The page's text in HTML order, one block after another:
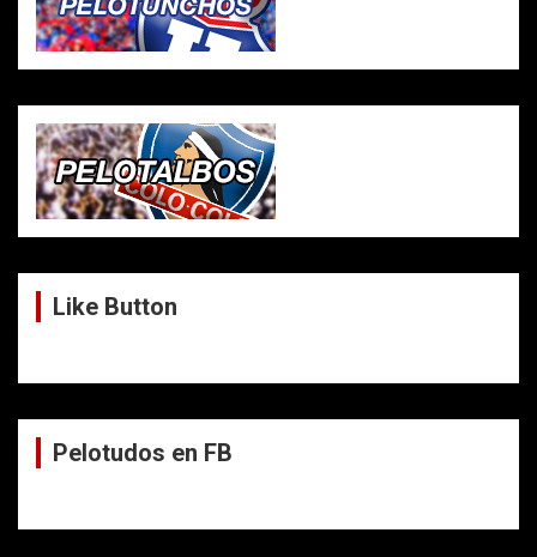
Like Button
Pelotudos en FB